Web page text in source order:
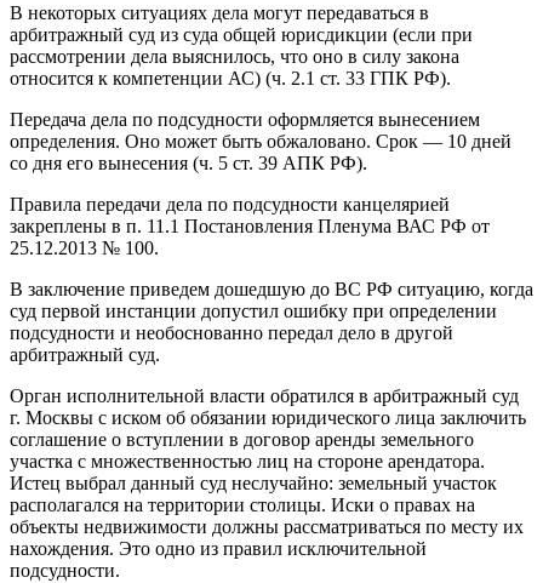
В некоторых ситуациях дела могут передаваться в
арбитражный суд из суда общей юрисдикции (если при
рассмотрении дела выяснилось, что оно в силу закона
относится к компетенции АС) (ч. 2.1 ст. 33 ГПК РФ).
Передача дела по подсудности оформляется вынесением
определения. Оно может быть обжаловано. Срок — 10 дней
со дня его вынесения (ч. 5 ст. 39 АПК РФ).
Правила передачи дела по подсудности канцелярией
закреплены в п. 11.1 Постановления Пленума ВАС РФ от
25.12.2013 № 100.
В заключение приведем дошедшую до ВС РФ ситуацию, когда
суд первой инстанции допустил ошибку при определении
подсудности и необоснованно передал дело в другой
арбитражный суд.
Орган исполнительной власти обратился в арбитражный суд
г. Москвы с иском об обязании юридического лица заключить
соглашение о вступлении в договор аренды земельного
участка с множественностью лиц на стороне арендатора.
Истец выбрал данный суд неслучайно: земельный участок
располагался на территории столицы. Иски о правах на
объекты недвижимости должны рассматриваться по месту их
нахождения. Это одно из правил исключительной
подсудности.